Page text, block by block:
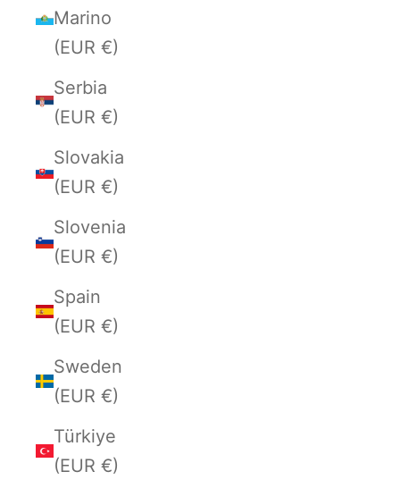
Marino
(EUR €)
Serbia
(EUR €)
Slovakia
(EUR €)
Slovenia
(EUR €)
Spain
(EUR €)
Sweden
(EUR €)
Türkiye
(EUR €)